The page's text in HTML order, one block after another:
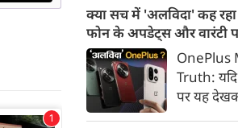
डिस्प्ले,
और
चिपसेट के
50MP का
इसके
Corning
क्या सच में 'अलविदा' कह
फोन के अपडेट्स और वारंटी
OnePlus
Truth:
पर यह